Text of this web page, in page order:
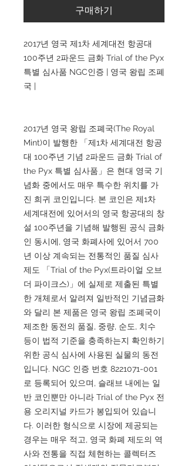
구매하기
2017년 영국 제1차 세계대전 항공대
100주년 2파운드 금화 Trial of the Pyx
특별 심사품 NGC인증 | 영국 왕립 조폐
국 |
2017년 영국 왕립 조폐국(The Royal
Mint)이 발행한 「제1차 세계대전 항공
대 100주년 기념 2파운드 금화 Trial of
the Pyx 특별 심사품」은 현대 영국 기
념화 중에서도 매우 특수한 위치를 가
진 희귀 코인입니다. 본 코인은 제1차
세계대전에 있어서의 영국 항공대의 창
설 100주년을 기념해 발행된 공식 금화
인 동시에, 영국 화폐사에 있어서 700
년 이상 계속되는 전통적인 품질 심사
제도 「Trial of the Pyx(트라이얼 오브
더 파이크스)」에 실제로 제출된 특별
한 개체로서 알려져 일반적인 기념금화
와 달리 본 제품은 영국 왕립 조폐국이
제조한 동전의 품질, 중량, 순도, 치수
등이 법적 기준을 충족하는지 확인하기
위한 공식 심사에 사용된 실물의 동전
입니다. NGC 인증 번호 8221071-001
로 등록되어 있으며, 슬래브 내에는 일
반 코인뿐만 아니라 Trial of the Pyx 전
용 오리지널 카드가 봉입되어 있습니
다. 이러한 형식으로 시장에 제공되는
경우는 매우 적고, 영국 화폐 제도의 역
사와 전통을 직접 체현하는 콜렉터즈